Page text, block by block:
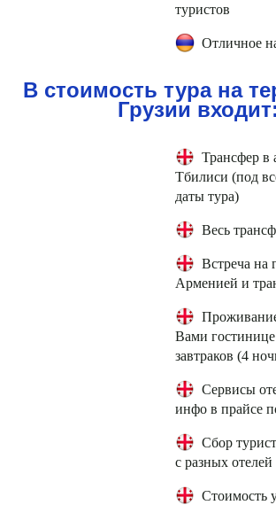
туристов
Отличное
В стоимость тура на
Грузии входит:
Трансфер в
Тбилиси (под
даты тура)
Весь
Встреча на
Арменией и
Вами гостинице
завтраков (4
Сервисы
инфо в прайсе
Сбор
с разных отелей
Стоимость